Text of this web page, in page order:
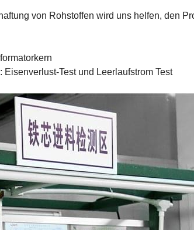
von Rohstoffen wird uns helfen, den
Eisenverlust-Test und Leerlaufstrom Test